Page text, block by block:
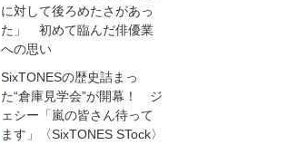
に対して後ろめたさがあっ
た」 初めて臨んだ俳優業
への思い
SixTONESの歴史詰まっ
た“倉庫見学会”が開幕！ ジ
ェシー「嵐の皆さん待って
ます」〈SixTONES STock〉